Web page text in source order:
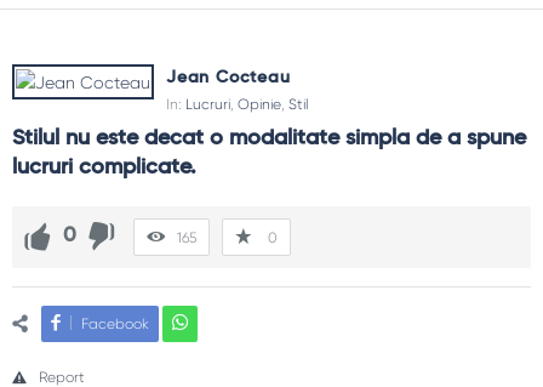
Jean Cocteau
In: Lucruri, Opinie, Stil
Stilul nu este decat o modalitate simpla de a spune
lucruri complicate.
0 165 0
Facebook
Report